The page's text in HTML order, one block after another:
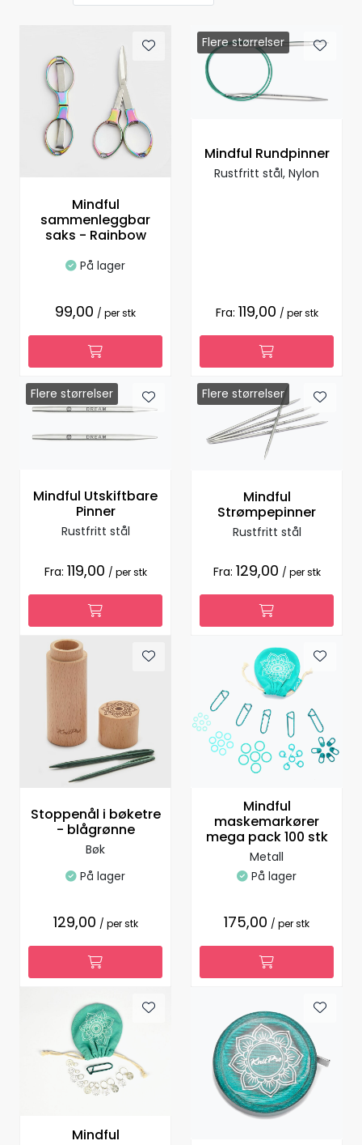
Mindful
sammenleggbar
saks - Rainbow
På lager
99,00 / per stk
Flere størrelser
Mindful Rundpinner
Rustfritt stål, Nylon
Fra: 119,00 / per stk
Flere størrelser
Mindful Utskiftbare
Pinner
Rustfritt stål
Fra: 119,00 / per stk
Flere størrelser
Mindful
Strømpepinner
Rustfritt stål
Fra: 129,00 / per stk
Stoppenål i bøketre
- blågrønne
Bøk
På lager
129,00 / per stk
Mindful
maskemarkører
mega pack 100 stk
Metall
På lager
175,00 / per stk
Mindful